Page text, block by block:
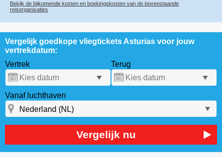
Bekijk de bijkomende kosten en boekingskosten van de bovenstaande
reisorganisaties
Vergelijk goedkope vliegtickets Asturias voor jouw
vertrekdatum:
Vertrek
Terug
Vanaf luchthaven
Vergelijk nu